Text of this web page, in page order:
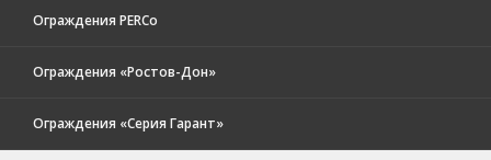
Ограждения PERCo
Ограждения «Ростов-Дон»
Ограждения «Серия Гарант»